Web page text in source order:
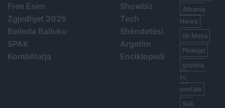
Free Esim
Zgjedhjet 2025
Belinda Balluku
SPAK
Kombëtarja
Showbiz
Tech
Shëndetësi
Argetim
Enciklopedi
Albania
News
Ilir Meta
Piranjat
gazeta,
tv,
portale
Sali